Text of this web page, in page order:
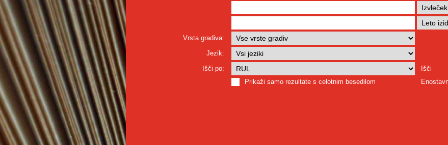
Vrsta gradiva:
Jezik:
Išči po:
Išči
Prikaži samo rezultate s celotnim besedilom